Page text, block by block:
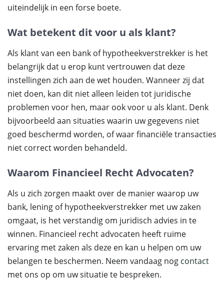
uiteindelijk in een forse boete.
Wat betekent dit voor u als klant?
Als klant van een bank of hypotheekverstrekker is het
belangrijk dat u erop kunt vertrouwen dat deze
instellingen zich aan de wet houden. Wanneer zij dat
niet doen, kan dit niet alleen leiden tot juridische
problemen voor hen, maar ook voor u als klant. Denk
bijvoorbeeld aan situaties waarin uw gegevens niet
goed beschermd worden, of waar financiële transacties
niet correct worden behandeld.
Waarom Financieel Recht Advocaten?
Als u zich zorgen maakt over de manier waarop uw
bank, lening of hypotheekverstrekker met uw zaken
omgaat, is het verstandig om juridisch advies in te
winnen. Financieel recht advocaten heeft ruime
ervaring met zaken als deze en kan u helpen om uw
belangen te beschermen. Neem vandaag nog contact
met ons op om uw situatie te bespreken.